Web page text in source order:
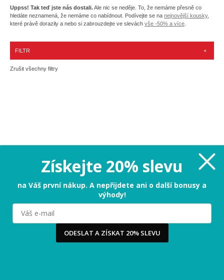
Uppss! Tak teď jste nás dostali.Ale nic se neděje. To, že nemáme přesně co
hledáte neznamená, že nemáme co nabídnout. Podívejte se na nejnovější kousky,
které právě dorazily a nebo si zabrouzdejte ve slevách vše -50% a více
FILTR +
Zrušit všechny filtry
Milujeme cookies!
Používáme cookies, abychom vám nabídli ten nejlepší
zajímá. Když souhlasíte s cookies, souhlasíte s tím, že
vás můžeme potěšit tou nejlepší verzí naší stránky.
...
Získejte 20% slevu
na Váš první nákup. A nepřijdete ani o další bonusy a
výhody!
ODESLAT A ZÍSKAT 20% SLEVU